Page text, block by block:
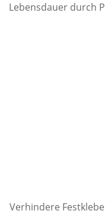
Lebensdauer durch
Verhindere